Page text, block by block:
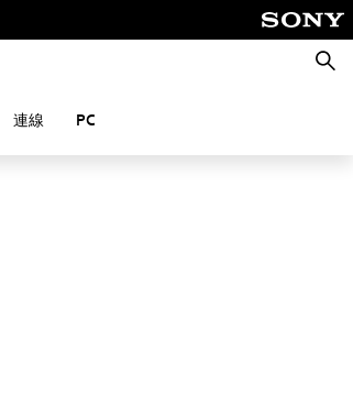
搜
尋
連線 PC